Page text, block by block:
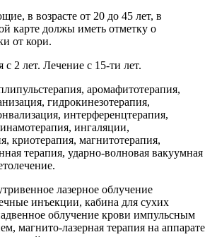
в возрасте от 20 до 45 лет, в
карте должы иметь отметку о
от кори.
2 лет. Лечение с 15-ти лет.
аромафитотерапия,
гидрокинезотерапия,
интерференцтерапия,
ингаляции,
криотерапия, магнитотерапия,
терапия, ударно-волновая вакуумная
лазерное облучение
инъекции, кабина для сухих
облучение крови импульсным
магнито-лазерная терапия на аппарате